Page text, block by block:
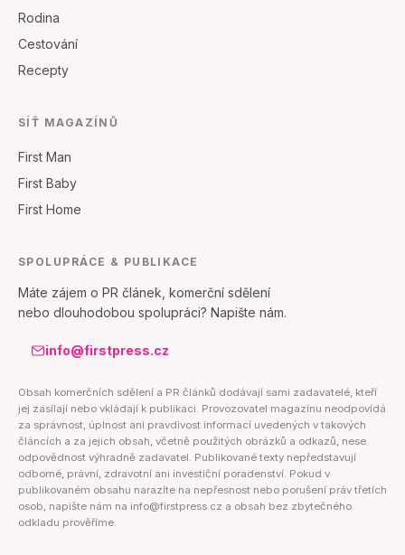
Rodina
Cestování
Recepty
SÍŤ MAGAZÍNŮ
First Man
First Baby
First Home
SPOLUPRÁCE & PUBLIKACE
Máte zájem o PR článek, komerční sdělení
nebo dlouhodobou spolupráci? Napište nám.
info@firstpress.cz
Obsah komerčních sdělení a PR článků dodávají sami zadavatelé, kteří
jej zasílají nebo vkládají k publikaci. Provozovatel magazínu neodpovídá
za správnost, úplnost ani pravdivost informací uvedených v takových
článcích a za jejich obsah, včetně použitých obrázků a odkazů, nese
odpovědnost výhradně zadavatel. Publikované texty nepředstavují
odborné, právní, zdravotní ani investiční poradenství. Pokud v
publikovaném obsahu narazíte na nepřesnost nebo porušení práv třetích
osob, napište nám na info@firstpress.cz a obsah bez zbytečného
odkladu prověříme.